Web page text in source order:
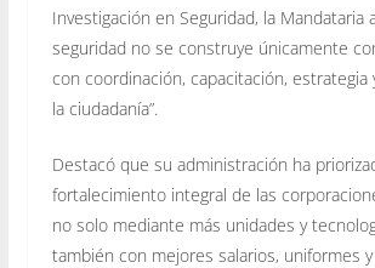
Investigación en Seguridad, la Mandataria
seguridad no se construye únicamente
con coordinación, capacitación, estrategia
la ciudadanía”.
Destacó que su administración ha
fortalecimiento integral de las
no solo mediante más unidades y
también con mejores salarios, uniformes